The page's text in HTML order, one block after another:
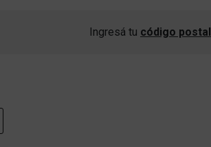
Ingresá tu código postal